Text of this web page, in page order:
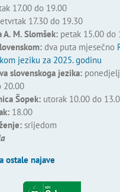
17.00 do 19.00
17.30 do 19.30
A. M. Slomšek:petak 15.00 do
dva puta mjesečno
jeziku za 2025. godinu
slovenskoga jezika:
20.00
Šopek:utorak 10.00 do
18.00
srijedom
ostale najave